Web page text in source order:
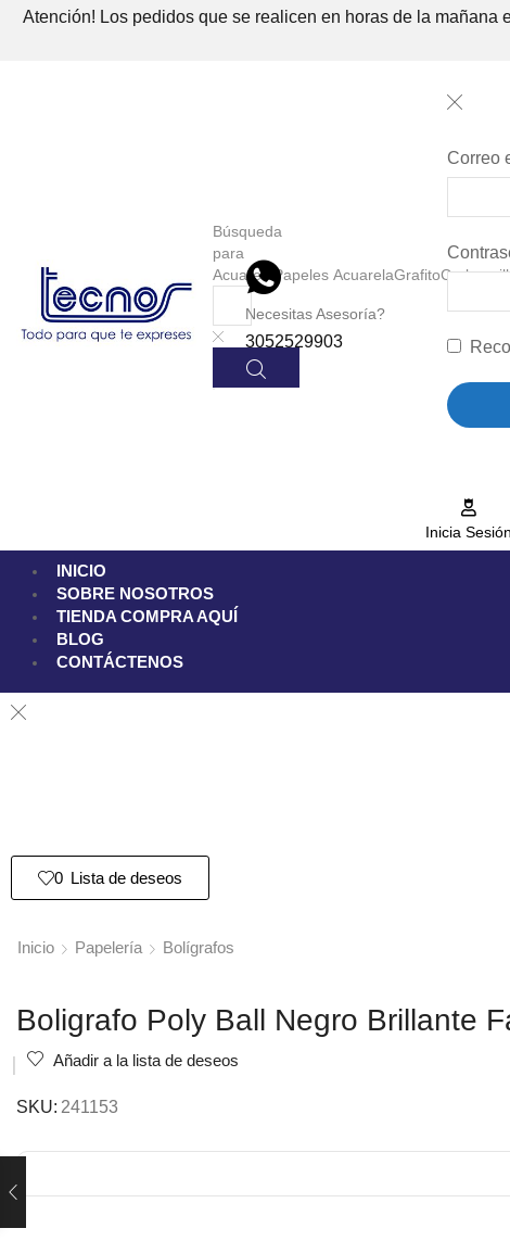
Atención! Los pedidos que se realicen en horas de la
Búsqueda
para
Acuarela Papeles AcuarelaGrafito
Necesitas Asesoría?
3052529903
Correo
Inicia Sesión
INICIO
SOBRE NOSOTROS
TIENDA COMPRA AQUÍ
BLOG
CONTÁCTENOS
0 Lista de deseos
Inicio Papelería Bolígrafos
Boligrafo Poly Ball Negro Brillante
Añadir a la lista de deseos
SKU: 241153